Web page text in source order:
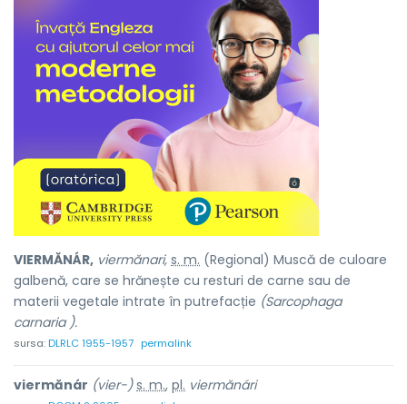
VIERMĂNÁR, viermănari, s. m. (Regional) Muscă de culoare
galbenă, care se hrănește cu resturi de carne sau de
materii vegetale intrate în putrefacție (Sarcophaga
carnaria ).
sursa:DLRLC 1955-1957 permalink
viermănár (vier-) s. m., pl. viermănári